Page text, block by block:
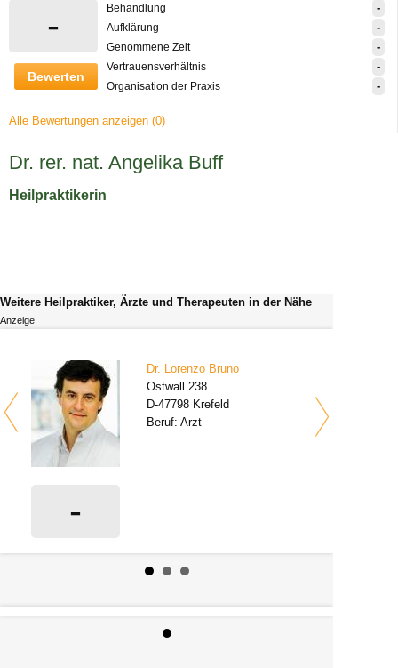
-
Bewerten
Behandlung -
Aufklärung -
Genommene Zeit -
Vertrauensverhältnis -
Organisation der Praxis -
Alle Bewertungen anzeigen (0)
Dr. rer. nat. Angelika Buff
Heilpraktikerin
Weitere Heilpraktiker, Ärzte und Therapeuten in der Nähe
Anzeige
-
Dr. Lorenzo Bruno
Ostwall 238
D-47798 Krefeld
Beruf: Arzt